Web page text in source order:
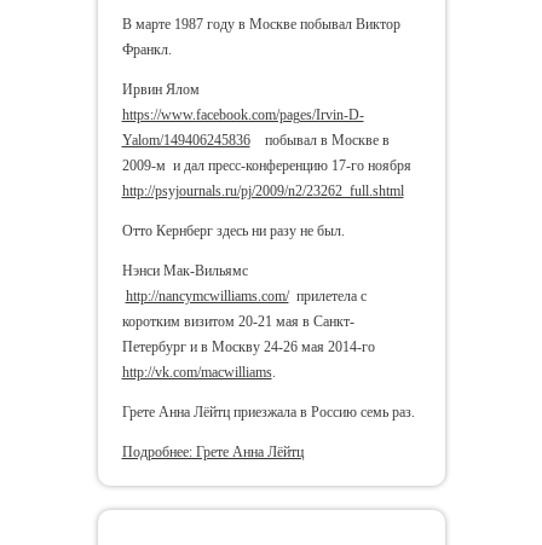
В марте 1987 году в Москве побывал Виктор
Франкл.
Ирвин Ялом
https://www.facebook.com/pages/Irvin-D-
Yalom/149406245836побывал в Москве в
2009-м и дал пресс-конференцию 17-го ноября
http://psyjournals.ru/pj/2009/n2/23262_full.shtml
Отто Кернберг здесь ни разу не был.
Нэнси Мак-Вильямс
http://nancymcwilliams.com/прилетела с
коротким визитом 20-21 мая в Санкт-
Петербург и в Москву 24-26 мая 2014-го
http://vk.com/macwilliams.
Грете Анна Лёйтц приезжала в Россию семь раз.
Подробнее: Грете Анна Лёйтц